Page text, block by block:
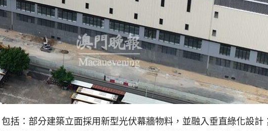
括：部分建築立面採用新型光伏幕牆物料，並融入垂直綠化設計